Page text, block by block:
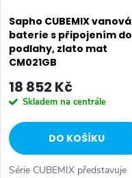
Sapho CUBEMIX vanová
baterie s připojením do
podlahy, zlato mat
CM021GB
18 852 Kč
Skladem na centrále
DO KOŠÍKU
Série CUBEMIX představuje